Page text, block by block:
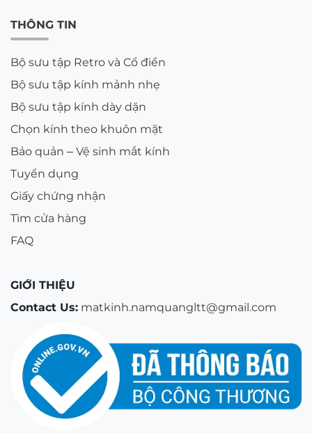
người có thị lực tốt nhưng muốn sở hữu một chiếc
tăng an toàn khi lái xe đường dài.
Câu 2: Kính có lớp phủ màu tím như vậy thì khi
nhìn mọi thứ có bị đổi màu không?
Trả lời:Không. Lớp phủ màu ánh tím chỉ nhìn thấy
từ phía ngoài khi có ánh sáng phản chiếu vào bề
mặt kính. Khi bạn đeo kính vào, tầm nhìn hoàn toàn
tín hiệu giao thông được giữ nguyên vẹn và trung
thực, không bị ám vàng hay biến đổi màu sắc.
Câu 3: Tôi có thể đeo tròng kính Chemi X-Drive
không?
Trả lời:Được. Kính vẫn tích hợp tính năng lọc ánh
hoàn toàn. Do đó, bạn có thể sử dụng nó như một
chiếc kính đa năng đeo suốt cả ngày từ nhà đến
công sở và ngược lại.